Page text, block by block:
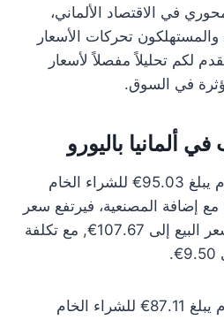
في الاقتصاد الألماني،
تحركات الأسعار
لكم تحليلاً مفصلاً لأسعار
في السوق.
ألمانيا باليورو
سعر الذهب عيار 24 اليوم يبلغ 95.03€ للشراء الخام
أما مع إضافة المصنعية، فيرتفع سعر
الشراء إلى 104.54€ وسعر البيع إلى 107.67€, مع تكلفة
سعر الذهب عيار 22 اليوم يبلغ 87.11€ للشراء الخام